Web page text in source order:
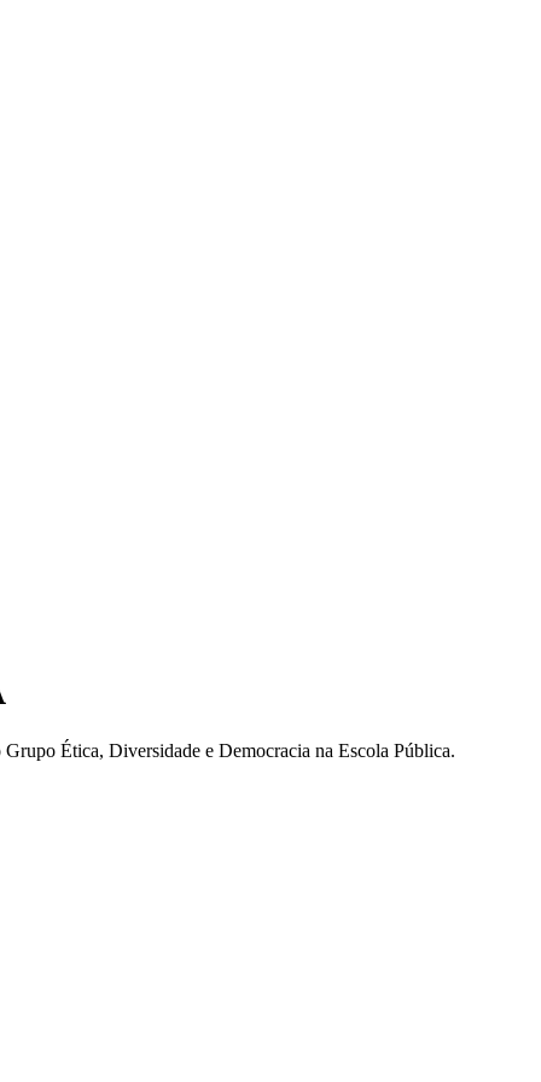
Ética, Diversidade e Democracia na Escola Pública.